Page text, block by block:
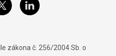
zákona č. 256/2004 Sb. o